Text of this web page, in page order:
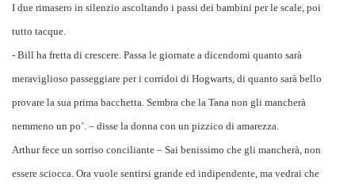
I due rimasero in silenzio ascoltando i passi dei bambini per le scale, poi
tutto tacque.
- Bill ha fretta di crescere. Passa le giornate a dicendomi quanto sarà
meraviglioso passeggiare per i corridoi di Hogwarts, di quanto sarà bello
provare la sua prima bacchetta. Sembra che la Tana non gli mancherà
nemmeno un po’. – disse la donna con un pizzico di amarezza.
Arthur fece un sorriso conciliante – Sai benissimo che gli mancherà, non
essere sciocca. Ora vuole sentirsi grande ed indipendente, ma vedrai che